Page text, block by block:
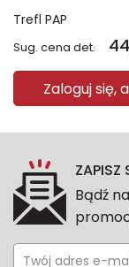
Trefl PAP
Sug. cena det.
Zaloguj się,
ZAPISZ
Bądź